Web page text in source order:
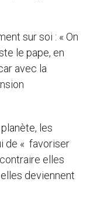
sur soi : « On
le pape, en
avec la
les
de « favoriser
elles
deviennent